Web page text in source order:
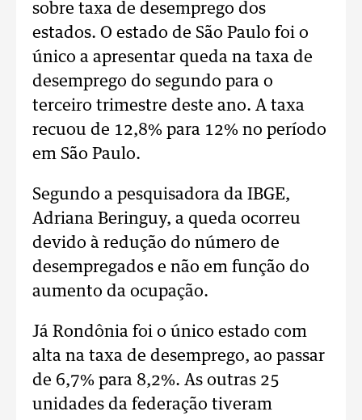
sobre taxa de desemprego dos
estados. O estado de São Paulo foi o
único a apresentar queda na taxa de
desemprego do segundo para o
terceiro trimestre deste ano. A taxa
recuou de 12,8% para 12% no período
em São Paulo.
Segundo a pesquisadora da IBGE,
Adriana Beringuy, a queda ocorreu
devido à redução do número de
desempregados e não em função do
aumento da ocupação.
Já Rondônia foi o único estado com
alta na taxa de desemprego, ao passar
de 6,7% para 8,2%. As outras 25
unidades da federação tiveram